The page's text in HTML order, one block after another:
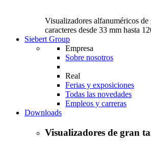
Visualizadores alfanuméricos de
caracteres desde 33 mm hasta
Siebert Group
Empresa
Sobre nosotros
Real
Ferias y exposiciones
Todas las novedades
Empleos y carreras
Downloads
Visualizadores de gran